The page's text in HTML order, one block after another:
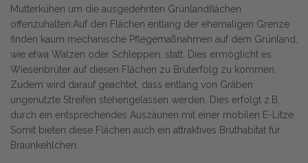
Mutterkühen um die ausgedehnten Grünlandflächen
offenzuhalten.Auf den Flächen entlang der ehemaligen Grenze
finden kaum mechanische Pflegemaßnahmen auf dem Grünland,
wie etwa Walzen oder Schleppen, statt. Dies ermöglicht es
Wiesenbrüter auf diesen Flächen zu Bruterfolg zu kommen.
Zudem wird darauf geachtet, dass entlang von Gräben
ungenutzte Streifen stehengelassen werden. Dies erfolgt z.B.
durch ein entsprechendes Auszäunen mit einer mobilen E-Litze.
Somit bieten diese Flächen auch ein attraktives Bruthabitat für
Braunkehlchen.